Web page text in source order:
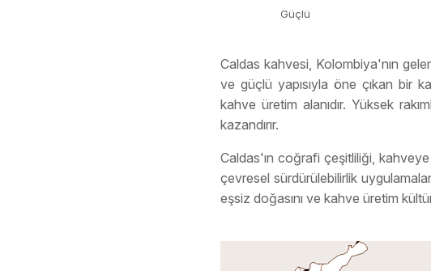
Güçlü
Caldas kahvesi, Kolombiya'nın
ve güçlü yapısıyla öne çıkan bir
kahve üretim alanıdır. Yüksek
kazandırır.
Caldas'ın coğrafi çeşitliliği,
çevresel sürdürülebilirlik
eşsiz doğasını ve kahve üretim